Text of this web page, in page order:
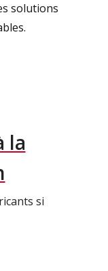
solutions
la
si